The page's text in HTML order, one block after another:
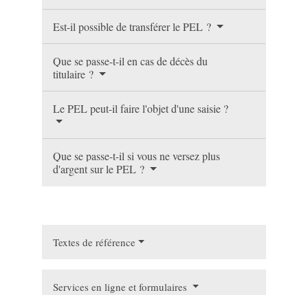
Est-il possible de transférer le PEL ?
Que se passe-t-il en cas de décès du
titulaire ?
Le PEL peut-il faire l'objet d'une saisie ?
Que se passe-t-il si vous ne versez plus
d'argent sur le PEL ?
Textes de référence
Services en ligne et formulaires